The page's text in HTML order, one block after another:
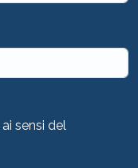
ai sensi del